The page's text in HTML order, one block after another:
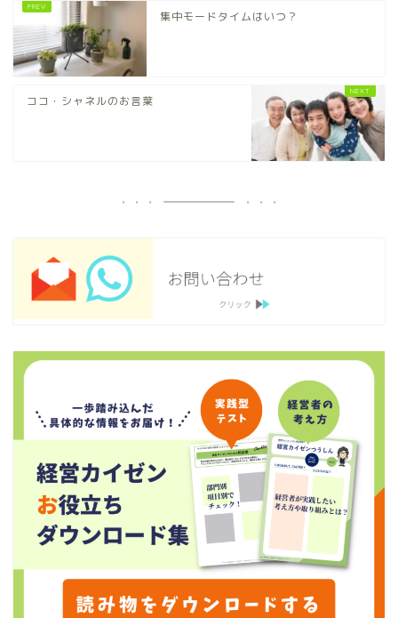
集中モードタイムはいつ？
ココ・シャネルのお言葉